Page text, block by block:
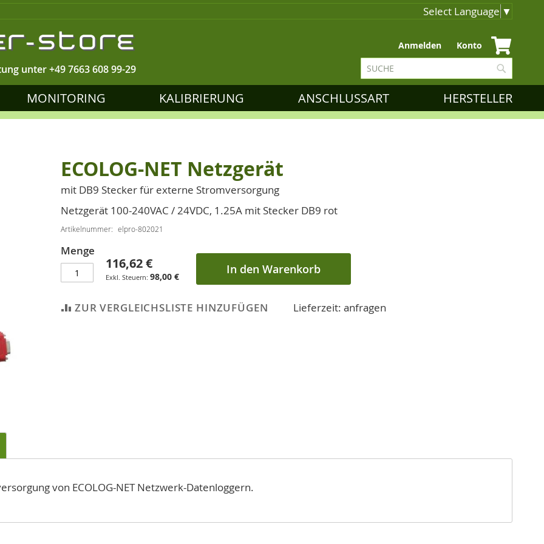
Select Language ▼
unter+49 7663 608 99-29
Zum
Inhalt
springen
Anmelden Konto
Suche
MONITORING KALIBRIERUNG ANSCHLUSSART HERSTELLER
ECOLOG-NET Netzgerät
mit DB9 Stecker für externe Stromversorgung
Netzgerät 100-240VAC / 24VDC, 1.25A mit Stecker DB9 rot
Artikelnummer elpro-802021
Menge
116,62 €
98,00 € In den Warenkorb
ZUR VERGLEICHSLISTE HINZUFÜGEN Lieferzeit: anfragen
von ECOLOG-NET Netzwerk-Datenloggern.